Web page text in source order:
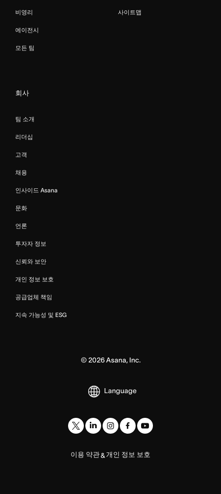
비영리
에이전시
모든 팀
사이트맵
회사
팀 소개
리더십
고객
채용
인사이드 Asana
문화
언론
투자자 정보
신뢰와 보안
개인 정보 보호
공급업체 책임
지속 가능성 및 ESG
© 2026Asana, Inc.
Language
이용 약관& 개인 정보 보호